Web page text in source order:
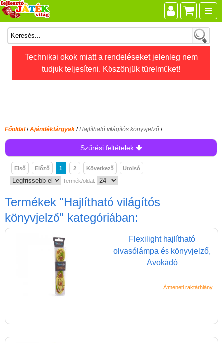
Technikai okok miatt a rendeléseket jelenleg nem
tudjuk teljesíteni. Köszönjük türelmüket!
Főoldal/Ajándéktárgyak /Hajlítható világítós könyvjelző /
Szűrési feltételek
Első Előző 1 2 Következő Utolsó
Termék/oldal:
Termékek "Hajlítható világítós
könyvjelző" kategóriában:
Flexilight hajlítható
olvasólámpa és könyvjelző,
Avokádó
Átmeneti raktárhiány
Összes játék
Játékok életkor szerint
Ajándék táska
Divat karóra
Equa műanyag kulacs
Hajlítható világítós
könyvjelző
HARRY POTTER
termékek
Hógömb
Hógömb - KARÁCSONY
Női kiegészítők